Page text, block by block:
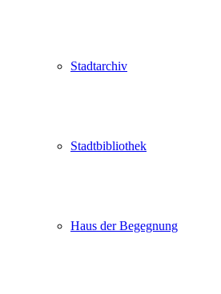
Stadtarchiv
Stadtbibliothek
Haus der Begegnung